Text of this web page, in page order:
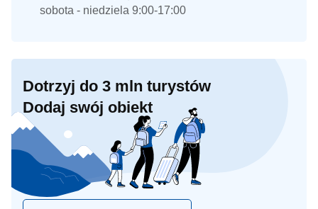
sobota - niedziela 9:00-17:00
Dotrzyj do 3 mln turystów
Dodaj swój obiekt